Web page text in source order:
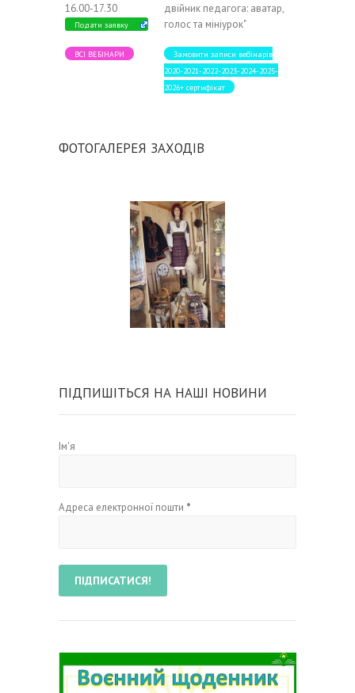
16.00-17.30
Подати заявку
двійник педагога: аватар,
голос та мініурок"
ВСІ ВЕБІНАРИ
Замовити записи вебінарів
2020-2021-2022-2023-2024-2025-
2026+ сертифікат
ФОТОГАЛЕРЕЯ ЗАХОДІВ
ПІДПИШІТЬСЯ НА НАШІ НОВИНИ
Ім'я
Адреса електронної пошти *